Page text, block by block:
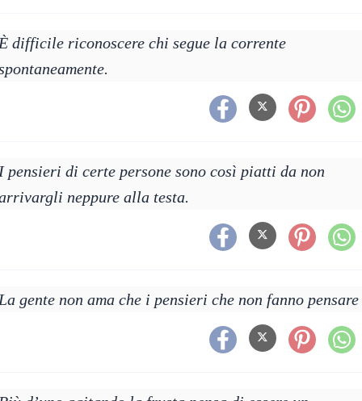
difficile riconoscere chi segue la corrente
pensieri di certe persone sono così piatti da non
neppure alla testa.
gente non ama che i pensieri che non fanno pensare